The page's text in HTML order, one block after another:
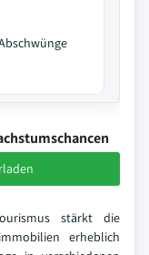
stärkt die
erheblich